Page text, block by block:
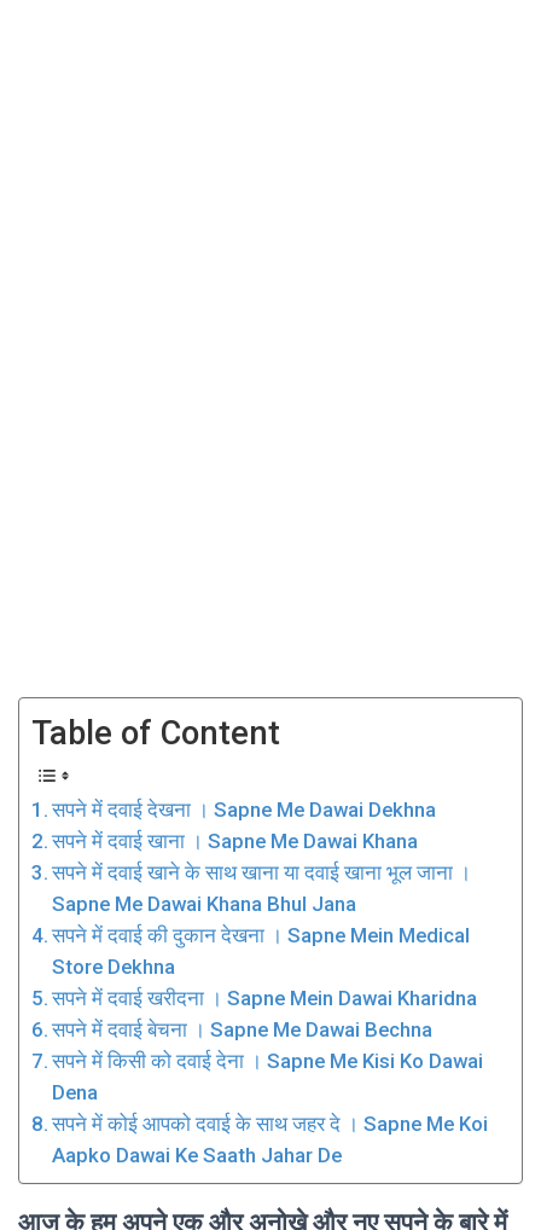
Table of Content
सपने में दवाई देखना । Sapne Me Dawai Dekhna
सपने में दवाई खाना । Sapne Me Dawai Khana
सपने में दवाई खाने के साथ खाना या दवाई खाना भूल जाना ।
Sapne Me Dawai Khana Bhul Jana
सपने में दवाई की दुकान देखना । Sapne Mein Medical
Store Dekhna
सपने में दवाई खरीदना । Sapne Mein Dawai Kharidna
सपने में दवाई बेचना । Sapne Me Dawai Bechna
सपने में किसी को दवाई देना । Sapne Me Kisi Ko Dawai
Dena
सपने में कोई आपको दवाई के साथ जहर दे । Sapne Me Koi
Aapko Dawai Ke Saath Jahar De
आज के हम अपने एक और अनोखे और नए सपने के बारे में